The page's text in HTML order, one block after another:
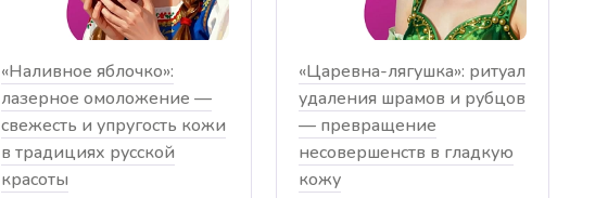
«Наливное яблочко»:
лазерное омоложение —
свежесть и упругость кожи
в традициях русской
красоты
«Царевна-лягушка»: ритуал
удаления шрамов и рубцов
— превращение
несовершенств в гладкую
кожу